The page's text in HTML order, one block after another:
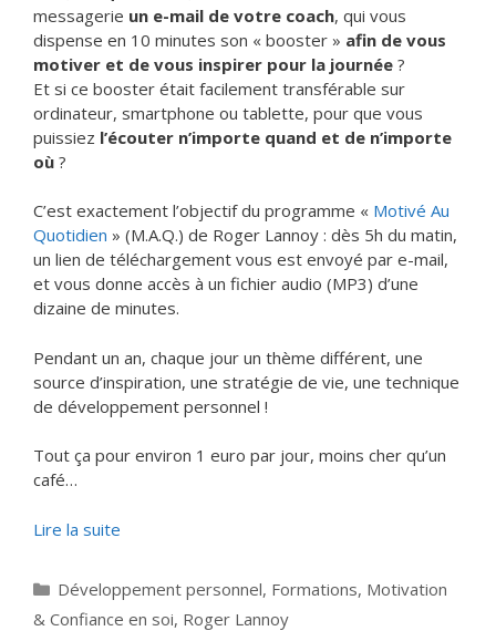
messagerie un e-mail de votre coach, qui vous
dispense en 10 minutes son « booster » afin de vous
motiver et de vous inspirer pour la journée ?
Et si ce booster était facilement transférable sur
ordinateur, smartphone ou tablette, pour que vous
puissiez l’écouter n’importe quand et de n’importe
où ?
C’est exactement l’objectif du programme « Motivé Au
Quotidien » (M.A.Q.) de Roger Lannoy : dès 5h du matin,
un lien de téléchargement vous est envoyé par e-mail,
et vous donne accès à un fichier audio (MP3) d’une
dizaine de minutes.
Pendant un an, chaque jour un thème différent, une
source d’inspiration, une stratégie de vie, une technique
de développement personnel !
Tout ça pour environ 1 euro par jour, moins cher qu’un
café…
Lire la suite
Catégories
Développement personnel, Formations, Motivation
& Confiance en soi, Roger Lannoy